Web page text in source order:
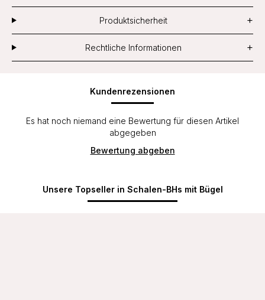
Produktsicherheit +
Rechtliche Informationen +
Kundenrezensionen
Es hat noch niemand eine Bewertung für diesen Artikel
abgegeben
Bewertung abgeben
Unsere Topseller in Schalen-BHs mit Bügel